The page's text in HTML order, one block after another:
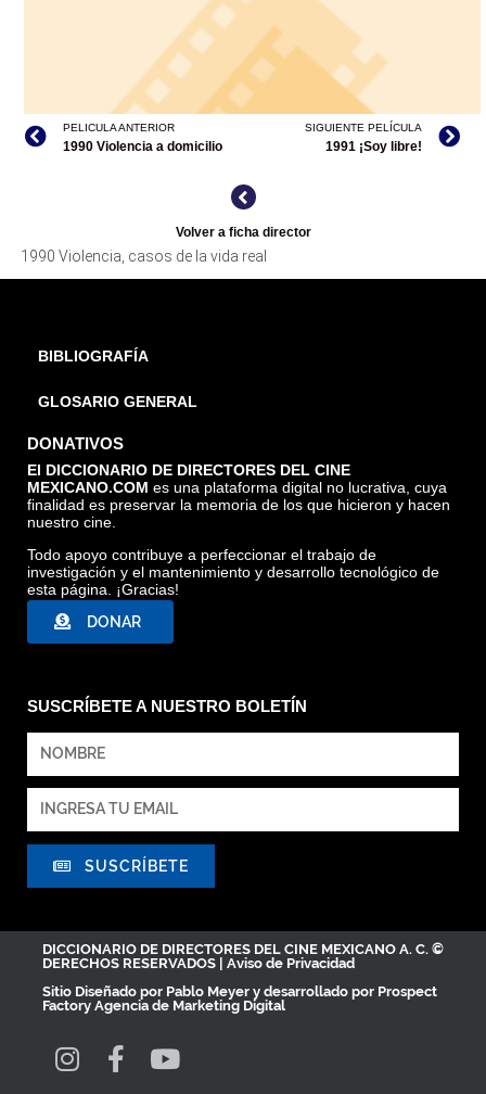
PELICULA ANTERIOR
1990 Violencia a domicilio
SIGUIENTE PELÍCULA
1991 ¡Soy libre!
Volver a ficha director
1990 Violencia, casos de la vida real
BIBLIOGRAFÍA
GLOSARIO GENERAL
DONATIVOS
El DICCIONARIO DE DIRECTORES DEL CINE
MEXICANO.COM es una plataforma digital no lucrativa, cuya
finalidad es preservar la memoria de los que hicieron y hacen
nuestro cine.
Todo apoyo contribuye a perfeccionar el trabajo de
investigación y el mantenimiento y desarrollo tecnológico de
esta página. ¡Gracias!
DONAR
SUSCRÍBETE A NUESTRO BOLETÍN
SUSCRÍBETE
DICCIONARIO DE DIRECTORES DEL CINE MEXICANO A. C. ©
DERECHOS RESERVADOS | Aviso de Privacidad
Sitio Diseñado por Pablo Meyer y desarrollado por Prospect
Factory Agencia de Marketing Digital